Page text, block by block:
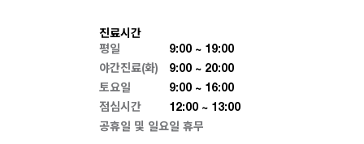
진료시간
평일
9:00 ~ 19:00
야간진료(화)
9:00 ~ 20:00
토요일
9:00 ~ 16:00
점심시간
12:00 ~ 13:00
공휴일 및 일요일 휴무